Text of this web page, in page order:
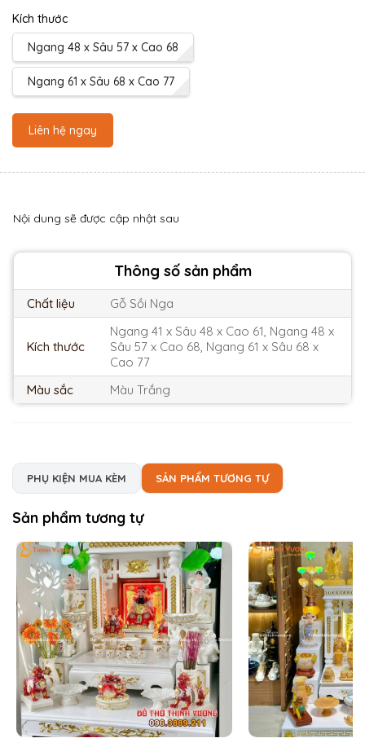
Kích thước
Ngang 48 x Sâu 57 x Cao 68
Ngang 61 x Sâu 68 x Cao 77
Liên hệ ngay
Thông số sản phẩm
Chất liệu Gỗ Sồi Nga
Kích thước
Ngang 41 x Sâu 48 x Cao 61, Ngang 48 x
Sâu 57 x Cao 68, Ngang 61 x Sâu 68 x
Cao 77
Màu sắc
Màu Trắng
Nội dung sẽ được cập nhật sau
PHỤ KIỆN MUA KÈM SẢN PHẨM TƯƠNG TỰ
Sản phẩm tương tự